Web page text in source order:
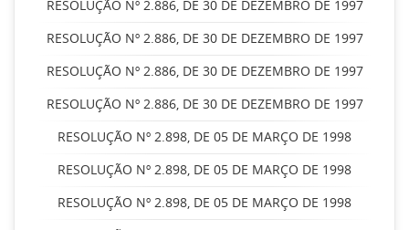
RESOLUÇÃO Nº 2.886, DE 30 DE DEZEMBRO DE 1997
RESOLUÇÃO Nº 2.886, DE 30 DE DEZEMBRO DE 1997
RESOLUÇÃO Nº 2.886, DE 30 DE DEZEMBRO DE 1997
RESOLUÇÃO Nº 2.886, DE 30 DE DEZEMBRO DE 1997
RESOLUÇÃO Nº 2.898, DE 05 DE MARÇO DE 1998
RESOLUÇÃO Nº 2.898, DE 05 DE MARÇO DE 1998
RESOLUÇÃO Nº 2.898, DE 05 DE MARÇO DE 1998